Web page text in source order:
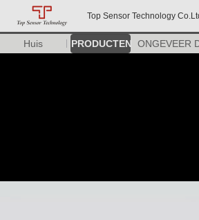
Top Sensor Technology
Huis PRODUCTEN ONGEVEER